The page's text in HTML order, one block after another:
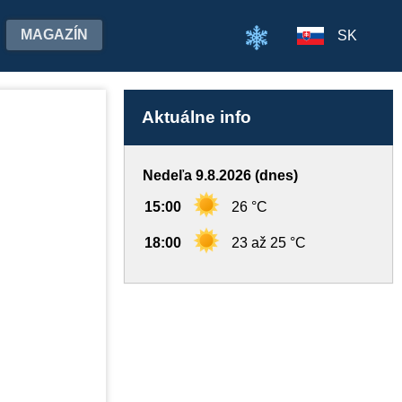
MAGAZÍN SK
Aktuálne info
Nedeľa 9.8.2026 (dnes)
15:00 26 °C
18:00 23 až 25 °C